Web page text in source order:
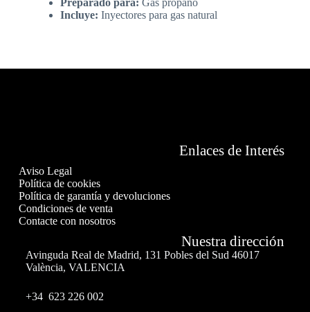
Preparado para: Gas propano
Incluye: Inyectores para gas natural
Enlaces de Interés
Aviso Legal
Política de cookies
Política de garantía y devoluciones
Condiciones de venta
Contacte con nosotros
Nuestra dirección
Avinguda Real de Madrid, 131 Pobles del Sud 46017
València, VALENCIA
+34 623 226 002